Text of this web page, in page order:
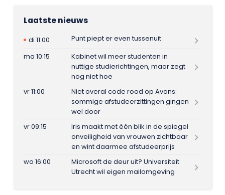
Laatste nieuws
di 11:00
Punt piept er even tussenuit
ma 10:15
Kabinet wil meer studenten in
nuttige studierichtingen, maar zegt
nog niet hoe
vr 11:00
Niet overal code rood op Avans:
sommige afstudeerzittingen gingen
wel door
vr 09:15
Iris maakt met één blik in de spiegel
onveiligheid van vrouwen zichtbaar
en wint daarmee afstudeerprijs
wo 16:00
Microsoft de deur uit? Universiteit
Utrecht wil eigen mailomgeving